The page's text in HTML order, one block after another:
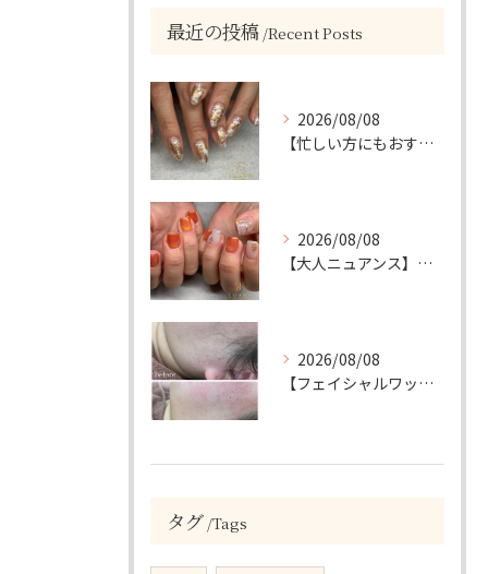
最近の投稿 Recent Posts
2026/08/08
【忙しい方にもおすすめ】ゴールド＆ホワイトの大人ニュアンスホイルネイル
2026/08/08
【大人ニュアンス】マグネット×ぷっくりミラーのニュアンスデザイン
2026/08/08
【フェイシャルワックスで、毛質にも変化が…🤍】
タグ Tags